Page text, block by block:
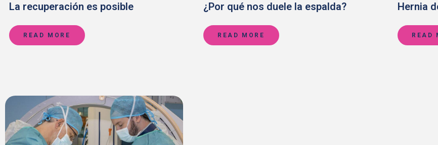
La recuperación es posible
READ MORE
¿Por qué nos duele la espalda?
READ MORE
Hernia
READ